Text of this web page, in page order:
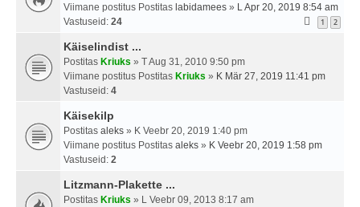
Viimane postitus Postitas labidamees » L Apr 20, 2019 8:54 am
Vastuseid: 24 1 2
Käiselindist ...
Postitas Kriuks » T Aug 31, 2010 9:50 pm
Viimane postitus Postitas Kriuks » K Mär 27, 2019 11:41 pm
Vastuseid: 4
Käisekilp
Postitas aleks » K Veebr 20, 2019 1:40 pm
Viimane postitus Postitas aleks » K Veebr 20, 2019 1:58 pm
Vastuseid: 2
Litzmann-Plakette ...
Postitas Kriuks » L Veebr 09, 2013 8:17 am